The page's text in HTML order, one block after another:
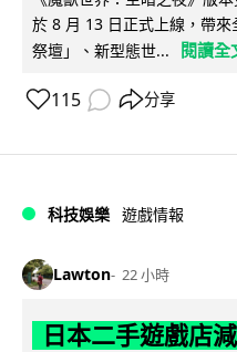
於 8 月 13 日正式上線，帶
祭壇」、新型態世...
閱讀全
115 分享
科技娛樂 遊戲情報
Lawton 22 小時
日本二手遊戲店